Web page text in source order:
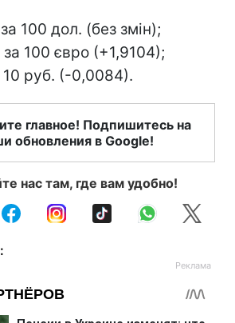
100 дол. (без змін);
100 євро (+1,9104);
руб. (-0,0084).
главное! Подпишитесь на
обновления в Google!
нас там, где вам удобно!